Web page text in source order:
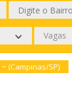
(Campinas/SP)